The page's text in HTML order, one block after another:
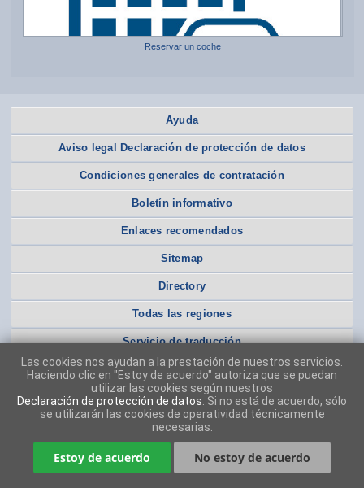
Reservar un coche
Ayuda
Aviso legal Declaración de protección de datos
Condiciones generales de contratación
Boletín informativo
Enlaces recomendados
Sitemap
Directory
Todas las regiones
Servicio de traducción
Las cookies nos ayudan a la prestación de nuestros servicios.
Haciendo clic en "Estoy de acuerdo" autoriza que se puedan
utilizar las cookies según nuestros
Declaración de protección de datos . Si no está de acuerdo, sólo
se utilizarán las cookies de operatividad técnicamente
necesarias.